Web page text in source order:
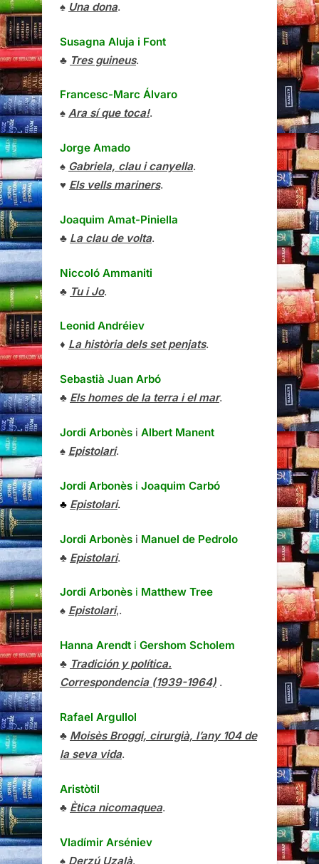
♠ Una dona.
Susagna Aluja i Font
♣ Tres guineus.
Francesc-Marc Álvaro
♠ Ara sí que toca!.
Jorge Amado
♠ Gabriela, clau i canyella.
♥ Els vells mariners.
Joaquim Amat-Piniella
♣ La clau de volta.
Niccoló Ammaniti
♣ Tu i Jo.
Leonid Andréiev
♦ La història dels set penjats.
Sebastià Juan Arbó
♣ Els homes de la terra i el mar.
Jordi Arbonès i Albert Manent
♠ Epistolari.
Jordi Arbonès i Joaquim Carbó
♣ Epistolari.
Jordi Arbonès i Manuel de Pedrolo
♣ Epistolari.
Jordi Arbonès i Matthew Tree
♠ Epistolari,.
Hanna Arendt i Gershom Scholem
♣ Tradición y política.
Correspondencia (1939-1964) .
Rafael Argullol
♣ Moisès Broggi, cirurgià, l’any 104 de
la seva vida.
Aristòtil
♣ Ètica nicomaquea.
Vladímir Arséniev
♠ Derzú Uzalà.